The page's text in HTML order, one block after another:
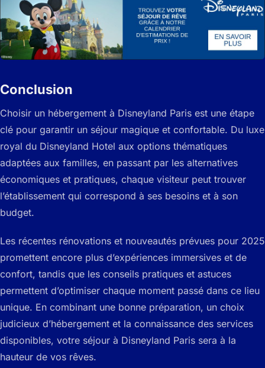
Conclusion
Choisir un hébergement à Disneyland Paris est une étape
clé pour garantir un séjour magique et confortable. Du luxe
royal du Disneyland Hotel aux options thématiques
adaptées aux familles, en passant par les alternatives
économiques et pratiques, chaque visiteur peut trouver
l’établissement qui correspond à ses besoins et à son
budget.
Les récentes rénovations et nouveautés prévues pour 2025
promettent encore plus d’expériences immersives et de
confort, tandis que les conseils pratiques et astuces
permettent d’optimiser chaque moment passé dans ce lieu
unique. En combinant une bonne préparation, un choix
judicieux d’hébergement et la connaissance des services
disponibles, votre séjour à Disneyland Paris sera à la
hauteur de vos rêves.